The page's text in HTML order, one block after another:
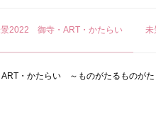
2022 御寺・ART・かたらい 未
・かたらい ～ものがたるものがた